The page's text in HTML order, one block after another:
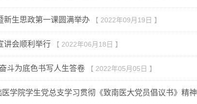
新生思政第一课圆满举办 【 2022年09月19日 】
讲会顺利举行 【 2022年06月18日 】
斗为底色书写人生答卷 【 2022年05月05日 】
学院学生党总支学习贯彻《致南医大党员倡议书》精神